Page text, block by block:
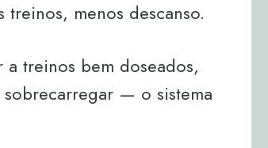
menos descanso.
treinos bem doseados,
— o sistema